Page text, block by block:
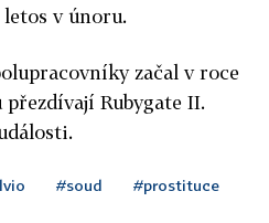
v únoru.
začal v roce
přezdívají Rubygate II.
#soud #prostituce